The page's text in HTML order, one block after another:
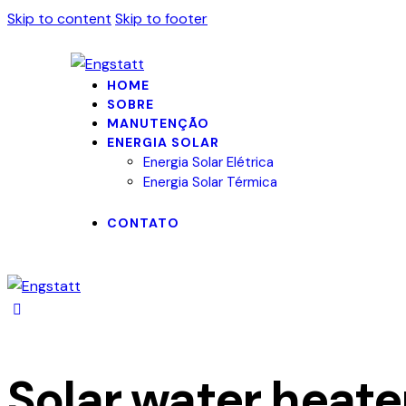
Skip to content Skip to footer
HOME
SOBRE
MANUTENÇÃO
ENERGIA SOLAR
Energia Solar Elétrica
Energia Solar Térmica
CONTATO